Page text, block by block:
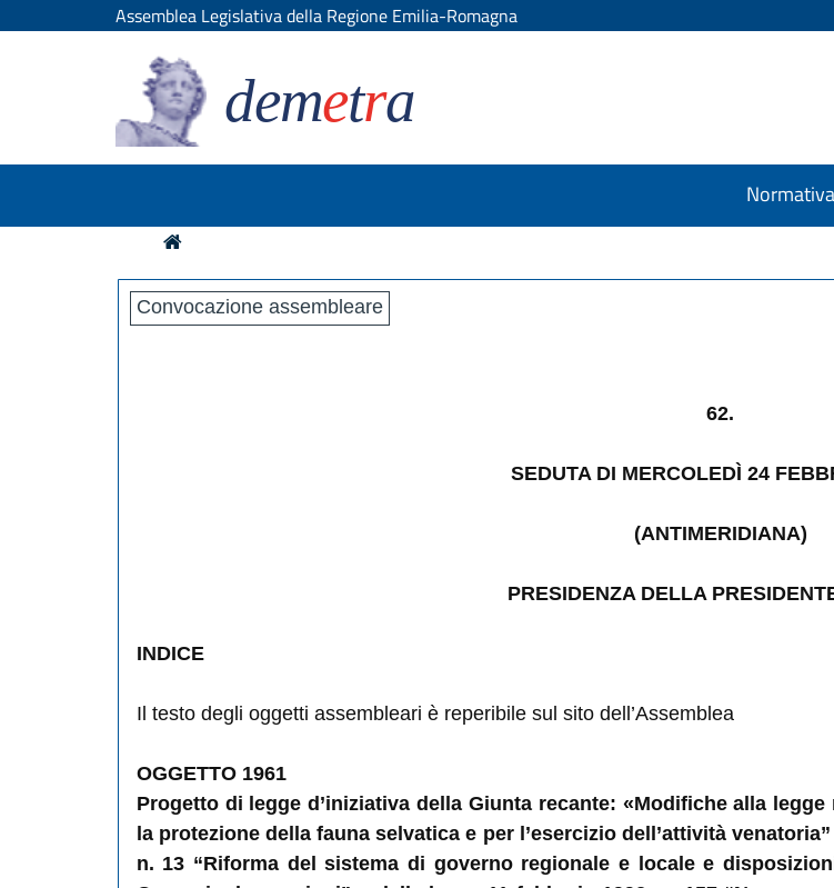
Assemblea Legislativa della Regione Emilia-Romagna
demetra
Normativa
Convocazione assembleare
62.
SEDUTA DI MERCOLEDÌ 24
(ANTIMERIDIANA)
PRESIDENZA DELLA
INDICE
Il testo degli oggetti assembleari è reperibile sul sito dell’Assemblea
OGGETTO 1961
Progetto di legge d’iniziativa della Giunta recante: «Modifiche alla
la protezione della fauna selvatica e per l’esercizio dell’attività
n. 13 “Riforma del sistema di governo regionale e locale e